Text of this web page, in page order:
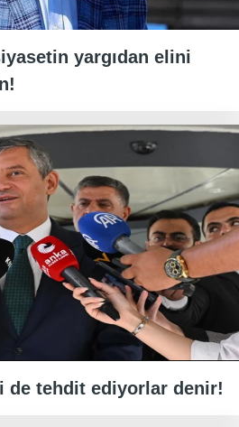
yargıdan elini
de tehdit ediyorlar denir!